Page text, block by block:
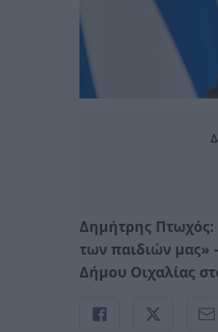
Δημήτρης Πτωχός:
των παιδιών μας»
Δήμου Οιχαλίας